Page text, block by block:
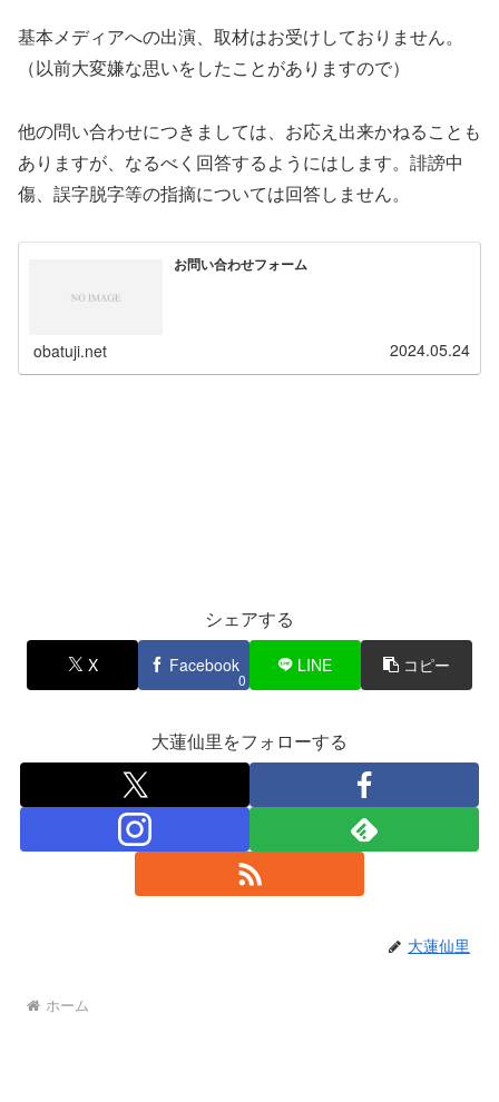
基本メディアへの出演、取材はお受けしておりません。
（以前大変嫌な思いをしたことがありますので）
他の問い合わせにつきましては、お応え出来かねることも
ありますが、なるべく回答するようにはします。誹謗中
傷、誤字脱字等の指摘については回答しません。
お問い合わせフォーム
obatuji.net 2024.05.24
シェアする
X Facebook
0
LINE コピー
大蓮仙里をフォローする
大蓮仙里
ホーム